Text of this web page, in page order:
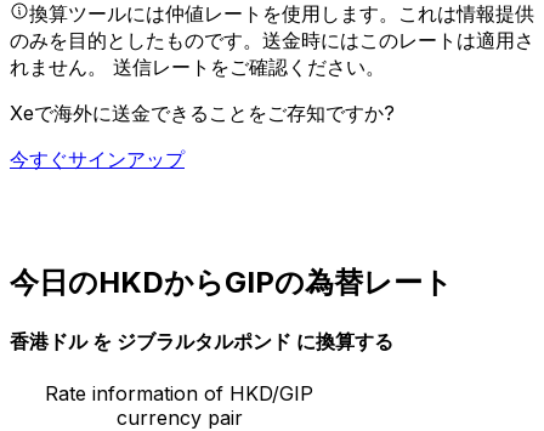
換算ツールには仲値レートを使用します。これは情報提供
のみを目的としたものです。送金時にはこのレートは適用さ
れません。 送信レートをご確認ください。
Xeで海外に送金できることをご存知ですか?
今すぐサインアップ
今日のHKDからGIPの為替レート
香港ドル を ジブラルタルポンド に換算する
Rate information of HKD/GIP
currency pair